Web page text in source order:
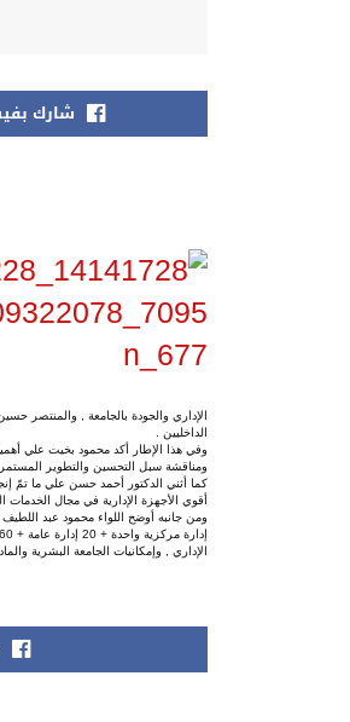
شارك
الإداري والجودة بالجامعة , والمنتصر
الداخليين .
وفي هذا الإطار أكد محمود بخيت علي
ومناقشة سبل التحسين والتطوير المستمر ,
أقوي الأجهزة الإدارية في مجال الخدمات
ومن جانبه أوضح اللواء محمود عبد
الإداري , وإمكانيات الجامعة البشرية